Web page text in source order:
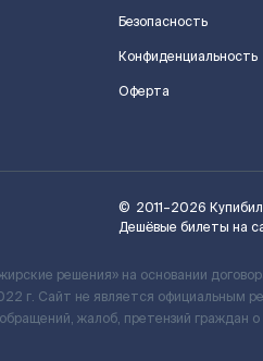
Безопасность
Конфиденциальность
Оферта
© 2011–2026
Дешёвые билеты на
решения» на основании
г. Сайт не является официальным
жалоб, претензий граждан